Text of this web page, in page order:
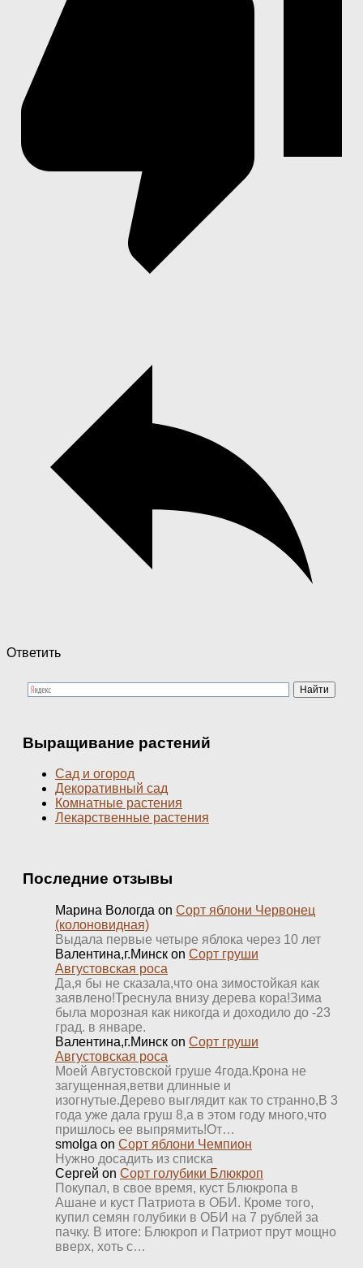
Ответить
Выращивание растений
Сад и огород
Декоративный сад
Комнатные растения
Лекарственные растения
Последние отзывы
Марина Вологда on Сорт яблони Червонец
(колоновидная)
Выдала первые четыре яблока через 10 лет
Валентина,г.Минск on Сорт груши
Августовская роса
Да,я бы не сказала,что она зимостойкая как
заявлено!Треснула внизу дерева кора!Зима
была морозная как никогда и доходило до -23
град. в январе.
Валентина,г.Минск on Сорт груши
Августовская роса
Моей Августовской груше 4года.Крона не
загущенная,ветви длинные и
изогнутые.Дерево выглядит как то странно,В 3
года уже дала груш 8,а в этом году много,что
пришлось ее выпрямить!От…
smolga on Сорт яблони Чемпион
Нужно досадить из списка
Сергей on Сорт голубики Блюкроп
Покупал, в свое время, куст Блюкропа в
Ашане и куст Патриота в ОБИ. Кроме того,
купил семян голубики в ОБИ на 7 рублей за
пачку. В итоге: Блюкроп и Патриот прут мощно
вверх, хоть с…